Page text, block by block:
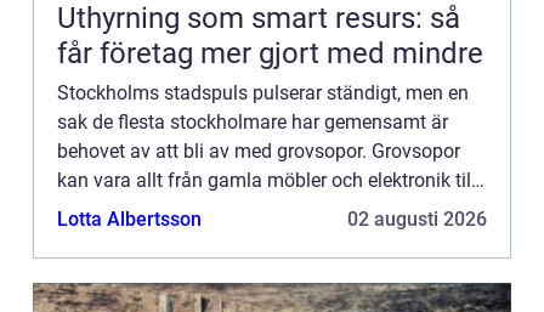
Uthyrning som smart resurs: så
får företag mer gjort med mindre
Stockholms stadspuls pulserar ständigt, men en
sak de flesta stockholmare har gemensamt är
behovet av att bli av med grovsopor. Grovsopor
kan vara allt från gamla möbler och elektronik till
byggavfall och diverse skrymmande avfal...
Lotta Albertsson 02 augusti 2026